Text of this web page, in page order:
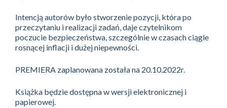
Intencją autorów było stworzenie pozycji, która po
przeczytaniu i realizacji zadań, daje czytelnikom
poczucie bezpieczeństwa, szczególnie w czasach ciągle
rosnącej inflacji i dużej niepewności.
PREMIERA zaplanowana została na 20.10.2022r.
Książka będzie dostępna w wersji elektronicznej i
papierowej.